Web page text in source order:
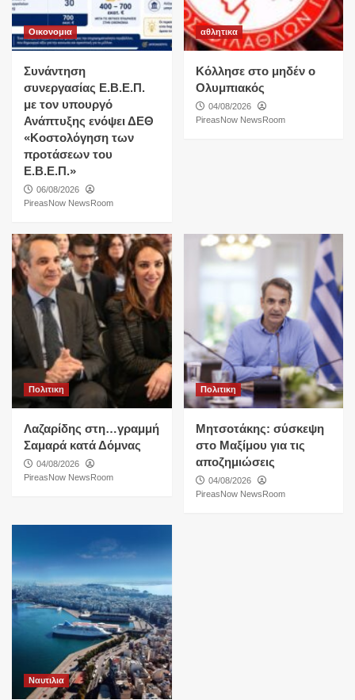
Οικονομια
Συνάντηση
συνεργασίας Ε.Β.Ε.Π.
με τον υπουργό
Ανάπτυξης ενόψει ΔΕΘ
«Κοστολόγηση των
προτάσεων του
Ε.Β.Ε.Π.»
06/08/2026
PireasNow NewsRoom
αθλητικα
Κόλλησε στο μηδέν ο
Ολυμπιακός
04/08/2026
PireasNow NewsRoom
Πολιτικη
Λαζαρίδης στη…γραμμή
Σαμαρά κατά Δόμνας
04/08/2026
PireasNow NewsRoom
Πολιτικη
Μητσοτάκης: σύσκεψη
στο Μαξίμου για τις
αποζημιώσεις
04/08/2026
PireasNow NewsRoom
Ναυτιλια